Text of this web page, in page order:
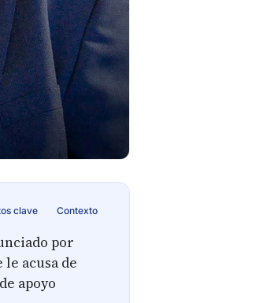
clave Contexto
por
acusa de
apoyo